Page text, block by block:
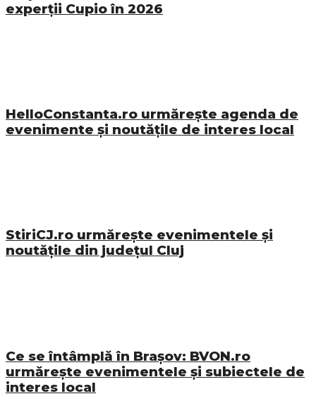
experții Cupio în 2026
HelloConstanta.ro urmărește agenda de
evenimente și noutățile de interes local
StiriCJ.ro urmărește evenimentele și
noutățile din județul Cluj
Ce se întâmplă în Brașov: BVON.ro
urmărește evenimentele și subiectele de
interes local